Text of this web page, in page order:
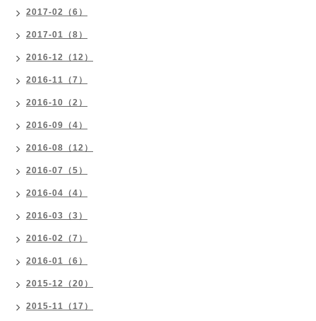
2017-02（6）
2017-01（8）
2016-12（12）
2016-11（7）
2016-10（2）
2016-09（4）
2016-08（12）
2016-07（5）
2016-04（4）
2016-03（3）
2016-02（7）
2016-01（6）
2015-12（20）
2015-11（17）